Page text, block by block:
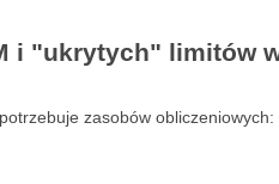
i "ukrytych" limitów
zasobów obliczeniowych: